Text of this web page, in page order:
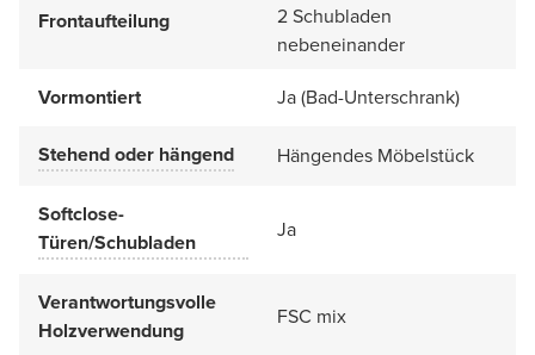
Frontaufteilung
2 Schubladen
nebeneinander
Vormontiert
Ja (Bad-Unterschrank)
Stehend oder hängend Hängendes Möbelstück
Softclose-
Türen/Schubladen
Ja
Verantwortungsvolle
Holzverwendung
FSC mix